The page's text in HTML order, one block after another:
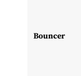
Bouncer